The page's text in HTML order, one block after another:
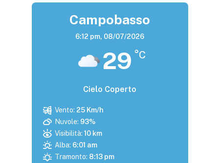
Campobasso
6:12 pm, 08/07/2026
29 °C
Cielo Coperto
Vento: 25 Km/h
Nuvole: 93%
Visibilità: 10 km
Alba: 6:01 am
Tramonto: 8:13 pm